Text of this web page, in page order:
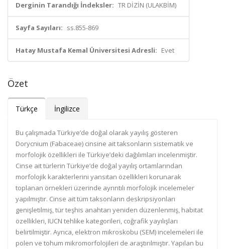
Derginin Tarandığı İndeksler: TR DİZİN (ULAKBİM)
Sayfa Sayıları: ss.855-869
Hatay Mustafa Kemal Üniversitesi Adresli: Evet
Özet
Türkçe İngilizce
Bu çalışmada Türkiye’de doğal olarak yayılış gösteren
Dorycnium (Fabaceae) cinsine ait taksonların sistematik ve
morfolojik özellikleri ile Türkiye’deki dağılımları incelenmiştir.
Cinse ait türlerin Türkiye’de doğal yayılış ortamlarından
morfolojik karakterlerini yansıtan özellikleri korunarak
toplanan örnekleri üzerinde ayrıntılı morfolojik incelemeler
yapılmıştır. Cinse ait tüm taksonların deskripsiyonları
genişletilmiş, tür teşhis anahtarı yeniden düzenlenmiş, habitat
özellikleri, IUCN tehlike kategorileri, coğrafik yayılışları
belirtilmiştir. Ayrıca, elektron mikroskobu (SEM) incelemeleri ile
polen ve tohum mikromorfolojileri de araştırılmıştır. Yapılan bu